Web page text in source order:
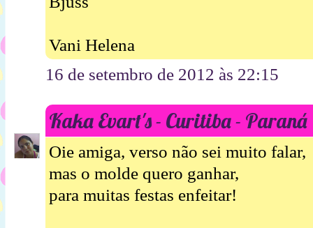
Vani Helena
16 de setembro de 2012 às 22:15
Kaka Evart's - Curitiba - Paraná
Oie amiga, verso não sei muito falar,
mas o molde quero ganhar,
para muitas festas enfeitar!